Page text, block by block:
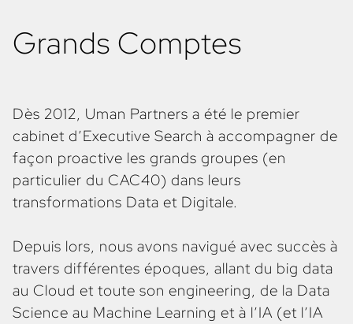
Grands Comptes
Dès 2012, Uman Partners a été le premier
cabinet d’Executive Search à accompagner de
façon proactive les grands groupes (en
particulier du CAC40) dans leurs
transformations Data et Digitale.
Depuis lors, nous avons navigué avec succès à
travers différentes époques, allant du big data
au Cloud et toute son engineering, de la Data
Science au Machine Learning et à l’IA (et l’IA